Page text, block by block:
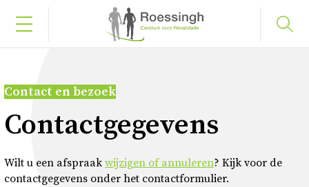
Contact en bezoek
Contactgegevens
Wilt u een afspraakwijzigen of annuleren? Kijk voor de
contactgegevens onder het contactformulier.